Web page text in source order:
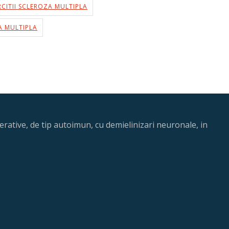
SCLEROZA MULTIPLA
MULTIPLA
de tip autoimun, cu demielinizari neuronale, in